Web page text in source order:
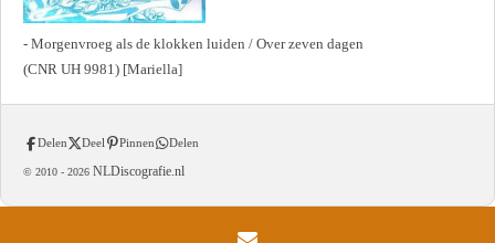
- Morgenvroeg als de klokken luiden / Over zeven dagen
(CNR UH 9981) [Mariella]
Delen Deel Pinnen Delen
© 2010 - 2026 NLDiscografie.nl